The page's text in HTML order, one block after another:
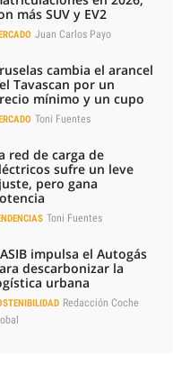
más SUV y EV2
Juan Carlos Payo
cambia el arancel
Tavascan por un
mínimo y un cupo
Toni Fuentes
red de carga de
sufre un leve
pero gana
Toni Fuentes
impulsa el Autogás
descarbonizar la
urbana
Redacción Coche